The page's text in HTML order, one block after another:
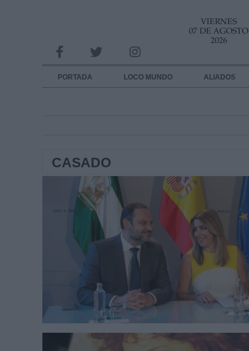
VIERNES
07 DE AGOSTO
2026
PORTADA LOCO MUNDO ALIADOS
CASADO
INFORMACION SOBRE LA PROTECCIÓN DE TUS DATOS
Responsable:
link
Información adicional
link